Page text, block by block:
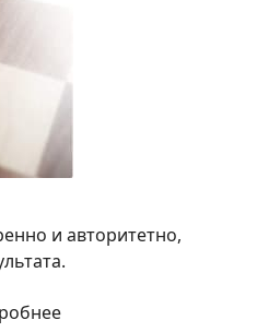
и авторитетно,